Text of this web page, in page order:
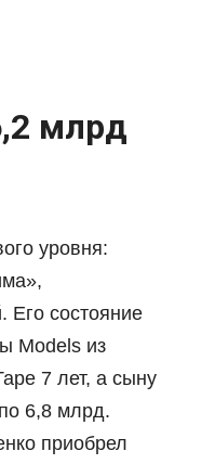
млрд
уровня:
Его состояние
Models из
7 лет, а сыну
6,8 млрд.
приобрел